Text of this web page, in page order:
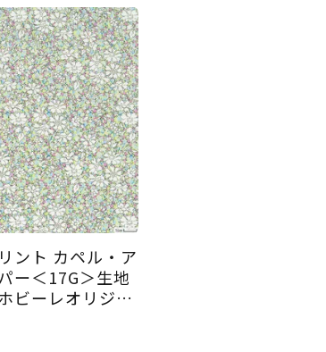
ント カペル・ア
ー＜17G＞生地
ビーレオリジナ